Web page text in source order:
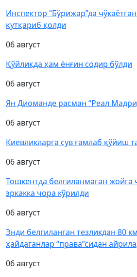
Инспектор “Бўрижар”да
қутқариб қолди
06 август
Қўйлиқда ҳам ёнғин содир бўлди
06 август
Ян Диоманде расман “Реал
06 август
Киевликларга сув ғамлаб қўйиш
06 август
Тошкентда белгиланмаган жойга
эркакка чора кўрилди
06 август
Энди белгиланган тезликдан 80
ҳайдаганлар “права”сидан
06 август